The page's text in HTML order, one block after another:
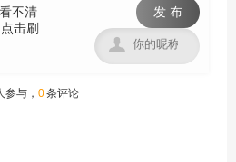
发 布

参与， 0条评论